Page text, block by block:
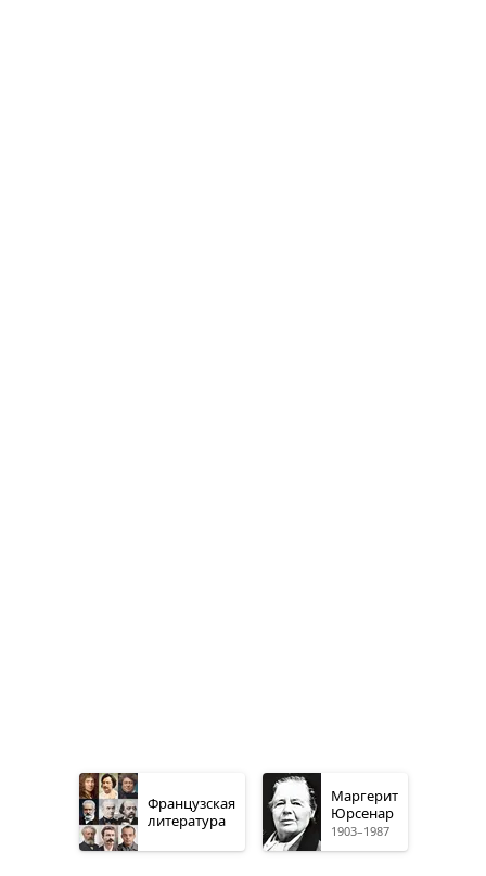
Французская
литература
Маргерит
Юрсенар
1903–1987